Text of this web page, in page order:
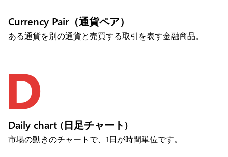
Currency Pair（通貨ペア）
ある通貨を別の通貨と売買する取引を表す金融商品。
D
Daily chart (日足チャート)
市場の動きのチャートで、1日が時間単位です。